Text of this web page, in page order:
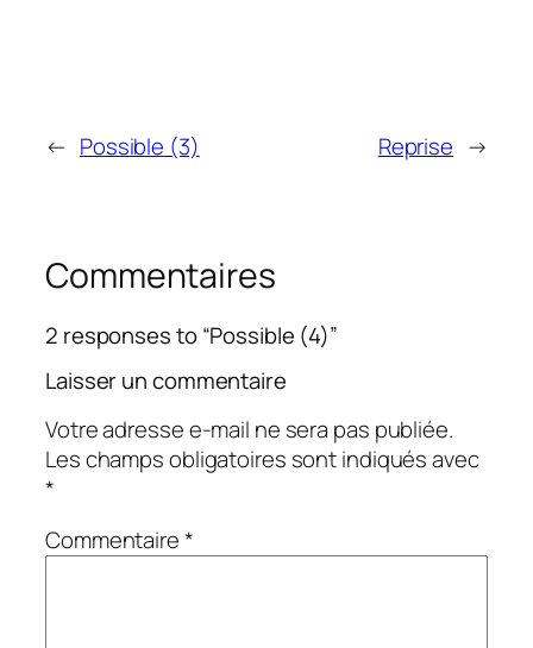
← Possible (3) Reprise →
Commentaires
2 responses to “Possible (4)”
Laisser un commentaire
Votre adresse e-mail ne sera pas publiée.
Les champs obligatoires sont indiqués avec
*
Commentaire*